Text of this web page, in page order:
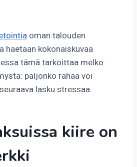
oman talouden
haetaan kokonaiskuvaa
tämä tarkoittaa melko
paljonko rahaa voi
lasku stressaa.
kiire on